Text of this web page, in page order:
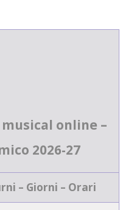
online –
2026-27
– Giorni – Orari